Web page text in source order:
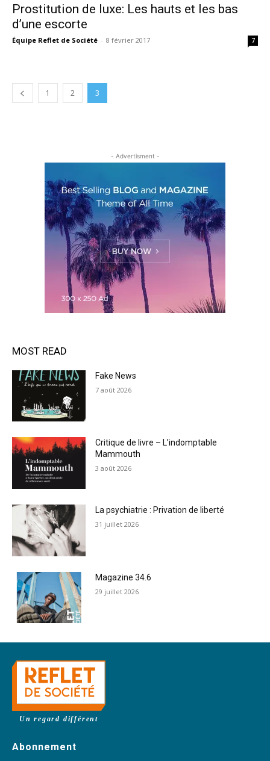
Prostitution de luxe: Les hauts et les bas
d’une escorte
Équipe Reflet de Société - 8 février 2017 7
1 2 3
- Advertisment -
MOST READ
Fake News
7 août 2026
Critique de livre – L’indomptable
Mammouth
3 août 2026
La psychiatrie : Privation de liberté
31 juillet 2026
Magazine 34.6
29 juillet 2026
Un regard différent
Abonnement